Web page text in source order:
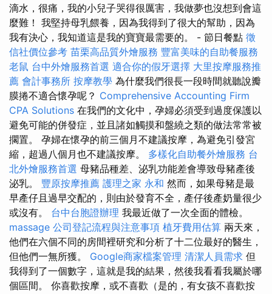
滴水，很痛，我的小兒子哭得很厲害，我做夢也沒想到會這
麼難！ 我堅持母乳餵養，因為我得到了很大的幫助，因為
我有決心，我知道這是我的寶寶最需要的。 - 節日餐點 徵
信社價位參考 苗栗高品質外燴服務 豐富美味的自助餐服務
老鼠 台中外燴服務首選 適合你的假牙選擇 大里按摩服務推
薦 會計事務所 按摩教學 為什麼我們很長一段時間就聽說瓣
膜捲不適合懷孕呢？ Comprehensive Accounting Firm
CPA Solutions 在我們的文化中，孕婦必須受到過度保護以
避免可能的併發症，並且諸如觸摸和盤繞之類的做法常常被
擱置。 孕婦在懷孕的前三個月不建議按摩，為避免引發宮
縮，超過八個月也不建議按摩。 多樣化自助餐外燴服務 台
北外燴服務首選 母豬品種差、泌乳功能差會導致母豬產後
泌乳。 豐原按摩推薦 護理之家 永和 然而，如果母豬是最
早產仔且過早交配的，則由於發育不全，產仔後產奶量很少
或沒有。 台中台胞證辦理 我最近做了一次全面的體檢。
massage 公司登記流程與注意事項 植牙費用估算 兩天來，
他們在六個不同的房間裡研究和分析了十二位最好的醫生，
但他們一無所獲。 Google商家檔案管理 清潔人員需求 但
我得到了一個數字，這就是我的結果，然後我看看我屬於哪
個區間。 你喜歡按摩，或不喜歡（是的，有女孩不喜歡按